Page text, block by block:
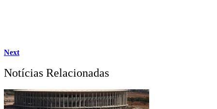
Next
Notícias Relacionadas